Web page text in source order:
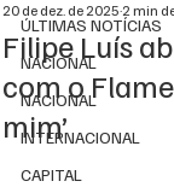
ÚLTIMAS NOTÍCIAS
NACIONAL
NACIONAL
INTERNACIONAL
CAPITAL
Filipe Luís
com o
mim’
20 de dez. de 20252 min